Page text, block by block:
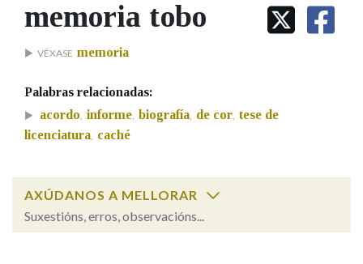
IDENTIDADE CORPORATIVA
MARCIAL DEL ADALID
FIGURAS HOMENAXEADAS
PORTAL DAS PALABRAS
Facebook
TwitterYoutubeInstagram
Bluesky
BUSCAR NOS LEMAS
Comeza por
Remata por
Contén
memoria tobo
VÉXASE memoria
Palabras relacionadas:
acordo, informe, biografía, de cor, tese de
licenciatura, caché
AXÚDANOS A MELLORAR
Suxestións, erros, observacións...